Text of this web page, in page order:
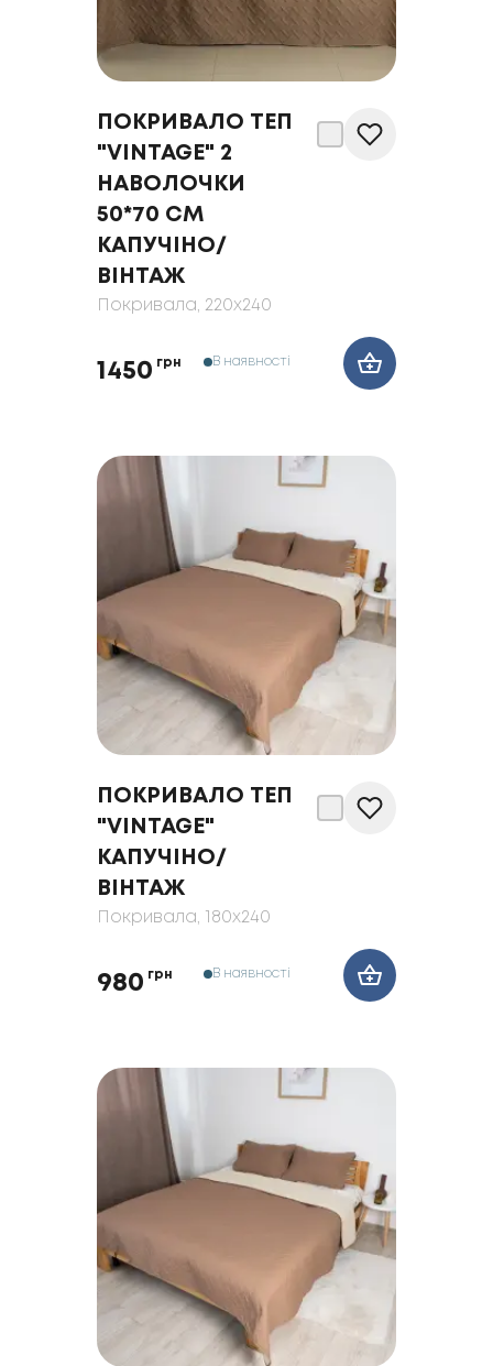
ПОКРИВАЛО ТЕП
"VINTAGE" 2
НАВОЛОЧКИ
50*70 СМ
КАПУЧІНО/
ВІНТАЖ
Покривала, 220x240
1450 грн В наявності
ПОКРИВАЛО ТЕП
"VINTAGE"
КАПУЧІНО/
ВІНТАЖ
Покривала, 180x240
980 грн В наявності